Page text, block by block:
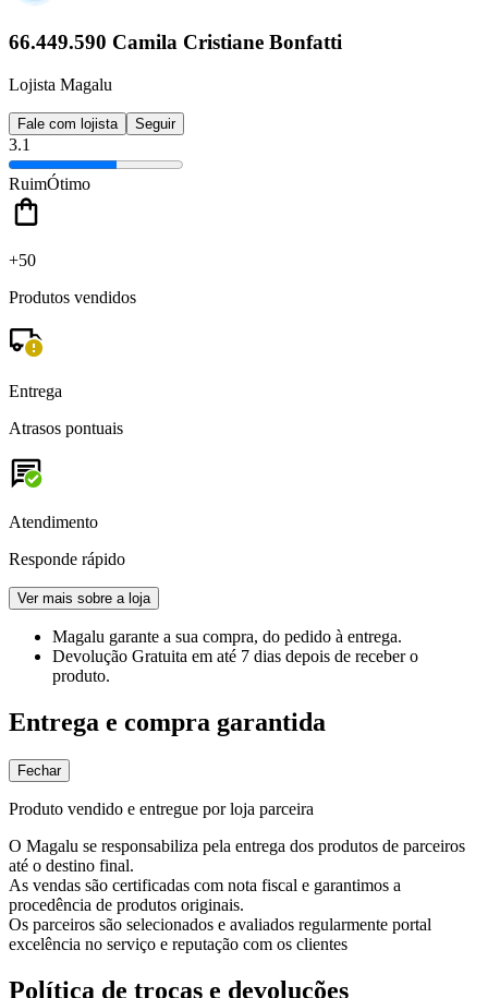
66.449.590 Camila Cristiane Bonfatti
Lojista Magalu
Fale com lojista Seguir
3.1
RuimÓtimo
+50
Produtos vendidos
Entrega
Atrasos pontuais
Atendimento
Responde rápido
Ver mais sobre a loja
Magalu garante a sua compra, do pedido à entrega.
Devolução Gratuita em até 7 dias depois de receber o
produto.
Entrega e compra garantida
Fechar
Produto vendido e entregue por loja parceira
O Magalu se responsabiliza pela entrega dos produtos de parceiros
até o destino final.
As vendas são certificadas com nota fiscal e garantimos a
procedência de produtos originais.
Os parceiros são selecionados e avaliados regularmente portal
excelência no serviço e reputação com os clientes
Política de trocas e devoluções